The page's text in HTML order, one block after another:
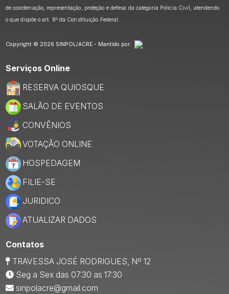
de coordenação, representação, proteção e defesa da categoria Policia Civil, atendendo
o que dispõe o art. 8º da Constituição Federal.
Copyright © 2026 SINPOL/ACRE - Mantido por:
Serviços Online
RESERVA QUIOSQUE
SALÃO DE EVENTOS
CONVÊNIOS
VOTAÇÃO ONLINE
HOSPEDAGEM
FILIE-SE
JURIDICO
ATUALIZAR DADOS
Contatos
TRAVESSA JOSÉ RODRIGUES, Nº 12
Seg a Sex das 07:30 as 17:30
sinpolacre@gmail.com